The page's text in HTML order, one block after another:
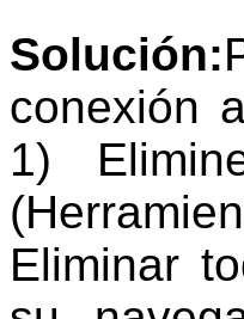
Solución:
conexión
1)
Eliminar